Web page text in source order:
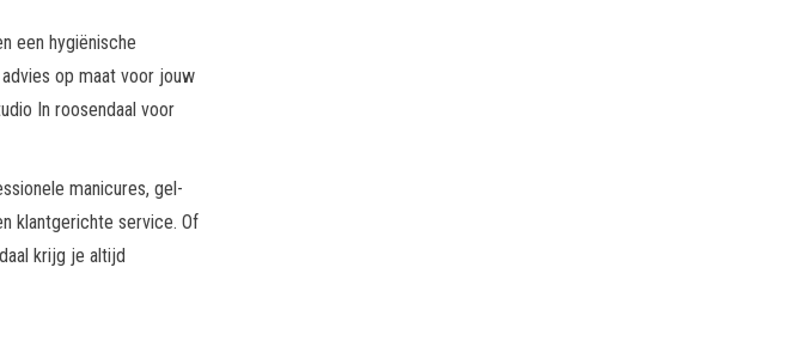
een hygiënische
op maat voor jouw
In roosendaal voor
manicures, gel-
klantgerichte service. Of
krijg je altijd